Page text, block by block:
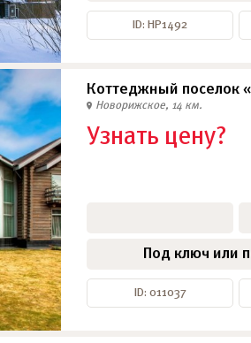
ID: НР1492
Коттеджный поселок
Новорижское, 14 км.
Узнать цену?
Под ключ или
ID: 011037